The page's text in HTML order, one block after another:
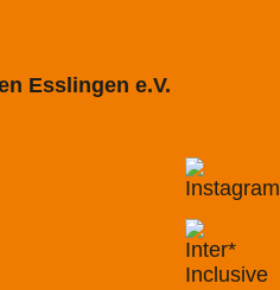
Esslingen e.V.